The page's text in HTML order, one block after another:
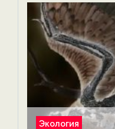
Экология